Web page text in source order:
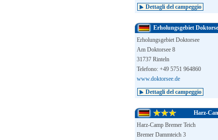
Dettagli del campeggio
Erholungsgebiet
Erholungsgebiet Doktorsee
Am Doktorsee 8
31737 Rinteln
Telefono: +49 5751 964860
www.doktorsee.de
Dettagli del campeggio
Harz-
Harz-Camp Bremer Teich
Bremer Dammteich 3